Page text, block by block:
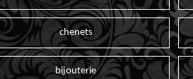
chenets
bijouterie